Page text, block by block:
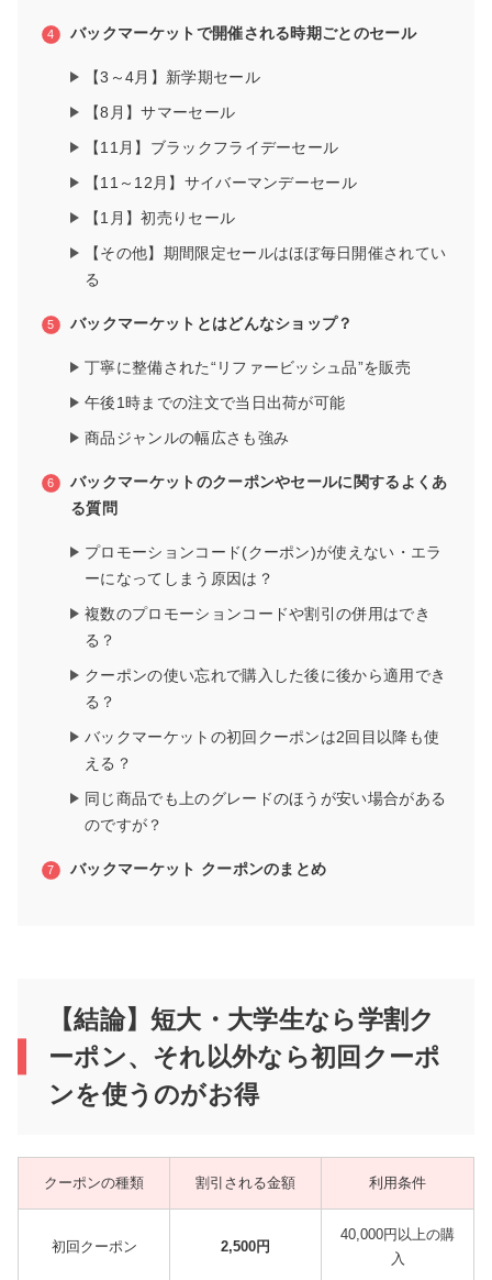
バックマーケットで開催される時期ごとのセール
【3～4月】新学期セール
【8月】サマーセール
【11月】ブラックフライデーセール
【11～12月】サイバーマンデーセール
【1月】初売りセール
【その他】期間限定セールはほぼ毎日開催されてい
る
バックマーケットとはどんなショップ？
丁寧に整備された“リファービッシュ品”を販売
午後1時までの注文で当日出荷が可能
商品ジャンルの幅広さも強み
バックマーケットのクーポンやセールに関するよくあ
る質問
プロモーションコード(クーポン)が使えない・エラ
ーになってしまう原因は？
複数のプロモーションコードや割引の併用はでき
る？
クーポンの使い忘れで購入した後に後から適用でき
る？
バックマーケットの初回クーポンは2回目以降も使
える？
同じ商品でも上のグレードのほうが安い場合がある
のですが？
バックマーケット クーポンのまとめ
【結論】短大・大学生なら学割ク
ーポン、それ以外なら初回クーポ
ンを使うのがお得
クーポンの種類 割引される金額 利用条件
初回クーポン 2,500円
40,000円以上の購
入